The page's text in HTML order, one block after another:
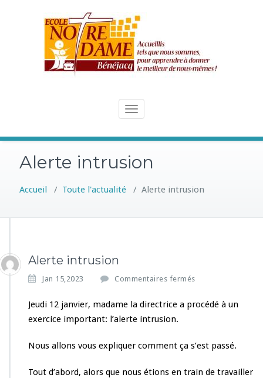
Toggle
Alerte intrusion
Accueil / Toute l'actualité / Alerte intrusion
Alerte intrusion
Jan 15,2023 Commentaires fermés
r
r
e
Jeudi 12 janvier, madame la directrice a procédé à un
exercice important: l’alerte intrusion.
Nous allons vous expliquer comment ça s’est passé.
Tout d’abord, alors que nous étions en train de travailler